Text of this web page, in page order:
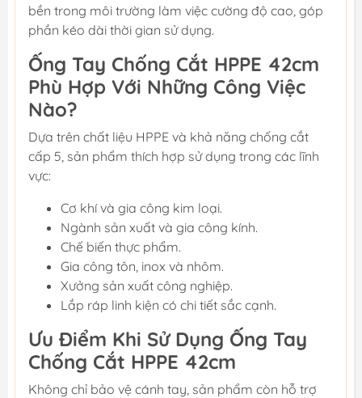
bền trong môi trường làm việc cường độ cao, góp
phần kéo dài thời gian sử dụng.
Ống Tay Chống Cắt HPPE 42cm
Phù Hợp Với Những Công Việc
Nào?
Dựa trên chất liệu HPPE và khả năng chống cắt
cấp 5, sản phẩm thích hợp sử dụng trong các lĩnh
vực:
Cơ khí và gia công kim loại.
Ngành sản xuất và gia công kính.
Chế biến thực phẩm.
Gia công tôn, inox và nhôm.
Xưởng sản xuất công nghiệp.
Lắp ráp linh kiện có chi tiết sắc cạnh.
Ưu Điểm Khi Sử Dụng Ống Tay
Chống Cắt HPPE 42cm
Không chỉ bảo vệ cánh tay, sản phẩm còn hỗ trợ